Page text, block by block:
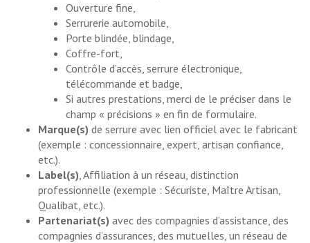
Ouverture fine,
Serrurerie automobile,
Porte blindée, blindage,
Coffre-fort,
Contrôle d’accès, serrure électronique,
télécommande et badge,
Si autres prestations, merci de le préciser dans le
champ « précisions » en fin de formulaire.
Marque(s) de serrure avec lien officiel avec le fabricant
(exemple : concessionnaire, expert, artisan confiance,
etc.).
Label(s), Affiliation à un réseau, distinction
professionnelle (exemple : Sécuriste, Maître Artisan,
Qualibat, etc.).
Partenariat(s) avec des compagnies d’assistance, des
compagnies d’assurances, des mutuelles, un réseau de